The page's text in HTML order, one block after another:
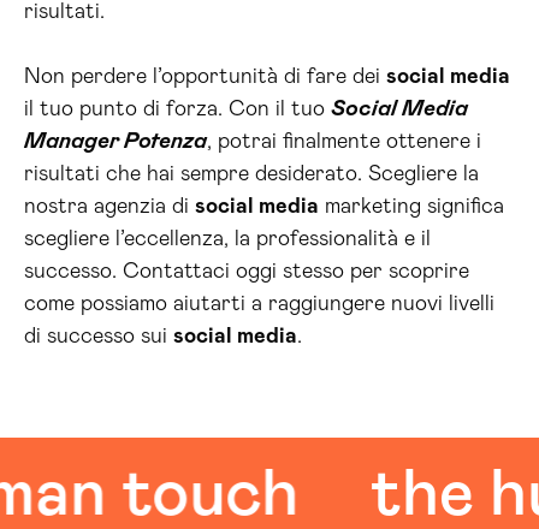
risultati.
Non perdere l’opportunità di fare dei social media
il tuo punto di forza. Con il tuo Social Media
Manager Potenza, potrai finalmente ottenere i
risultati che hai sempre desiderato. Scegliere la
nostra agenzia di social media marketing significa
scegliere l’eccellenza, la professionalità e il
successo. Contattaci oggi stesso per scoprire
come possiamo aiutarti a raggiungere nuovi livelli
di successo sui social media.
touch the